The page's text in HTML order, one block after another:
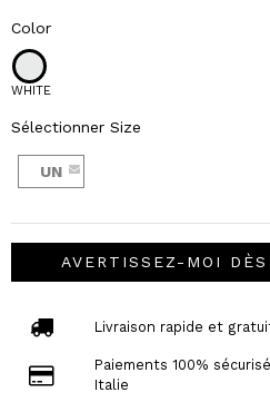
Color
WHITE
Sélectionner Size
UN
AVERTISSEZ-MOI
Livraison rapide et
Paiements 100%
Italie